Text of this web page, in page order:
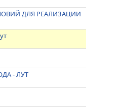
ДЛЯ РЕАЛИЗАЦИИ
- ЛУТ